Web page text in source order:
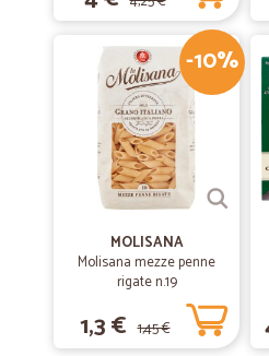
-10%
MOLISANA
Molisana mezze penne
rigate n.19
1,3 € 1,45 €